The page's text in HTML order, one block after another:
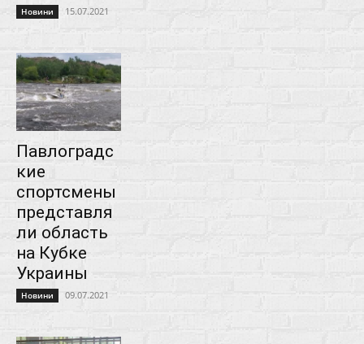
Новини 15.07.2021
Павлоградс
кие
спортсмены
представля
ли область
на Кубке
Украины
Новини 09.07.2021